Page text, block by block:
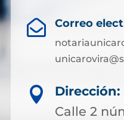
 Correo

Dirección:
Calle 2